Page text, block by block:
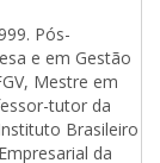
Pós-
e em Gestão
Mestre em
tutor da
Brasileiro
da